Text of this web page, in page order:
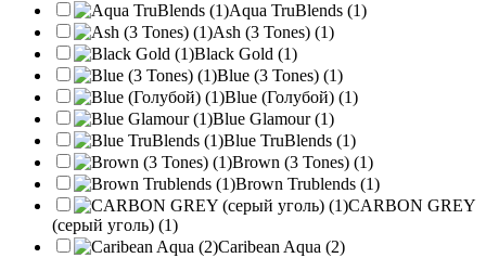
Aqua TruBlends (1)
Ash (3 Tones) (1)
Black Gold (1)
Blue (3 Tones) (1)
Blue (Голубой) (1)
Blue Glamour (1)
Blue TruBlends (1)
Brown (3 Tones) (1)
Brown Trublends (1)
CARBON GREY
(серый уголь) (1)
Caribean Aqua (2)